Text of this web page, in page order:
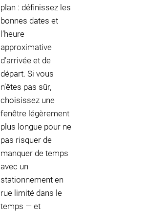
plan : définissez les
bonnes dates et
l’heure
approximative
d’arrivée et de
départ. Si vous
n’êtes pas sûr,
choisissez une
fenêtre légèrement
plus longue pour ne
pas risquer de
manquer de temps
avec un
stationnement en
rue limité dans le
temps — et